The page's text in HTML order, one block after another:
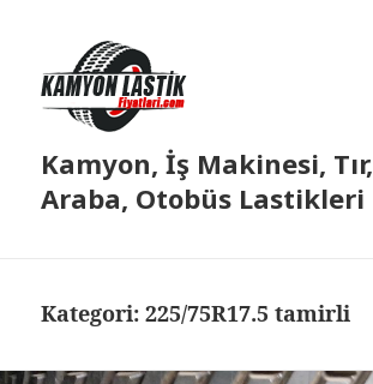
Kamyon, İş Makinesi, Tır,
Araba, Otobüs Lastikleri
Kategori:225/75R17.5 tamirli